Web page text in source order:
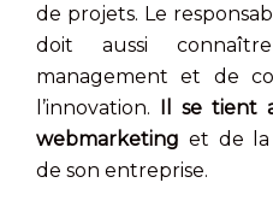
de projets. Le
doit aussi
management et de
l’innovation.
Il se tient
webmarketing et de la
de son entreprise.